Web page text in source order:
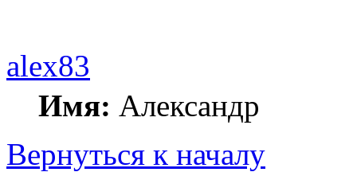
alex83
Имя: Александр
Вернуться к началу